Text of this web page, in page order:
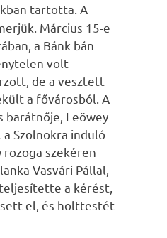
tartotta. A
Március 15-e
a Bánk bán
volt
de a vesztett
a fővárosból. A
barátnője, Leöwey
Szolnokra induló
szekéren
Vasvári Pállal,
a kérést,
el, és holttestét